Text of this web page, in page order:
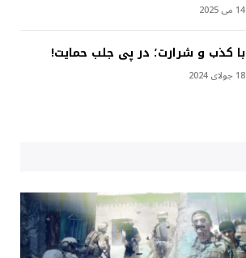
14 می 2025
با کذب و شرارت؛ در پی جلب حمایت!
18 جولای 2024